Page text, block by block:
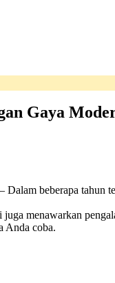
Gaya
– Dalam beberapa tahun
menawarkan
Anda coba.